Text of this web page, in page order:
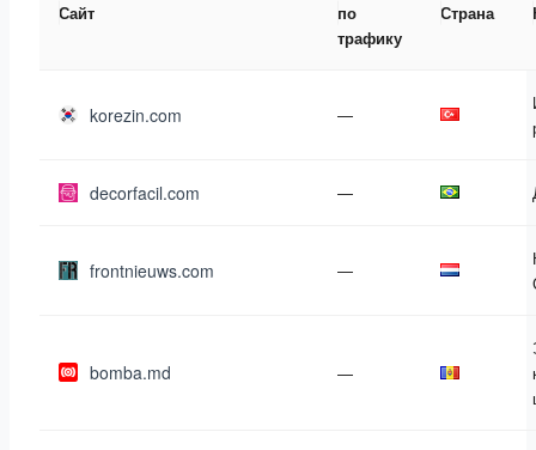
Сайт
по
трафику
Страна
korezin.com —
decorfacil.com —
frontnieuws.com —
bomba.md —